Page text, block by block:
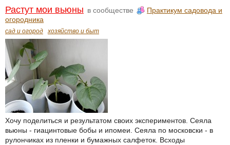
Растут мои вьюны в сообществе
Практикум садовода и
огородника
сад и огород хозяйство и быт
Хочу поделиться и результатом своих экспериментов. Сеяла
вьюны - гиацинтовые бобы и ипомеи. Сеяла по московски - в
рулончиках из пленки и бумажных салфеток. Всходы